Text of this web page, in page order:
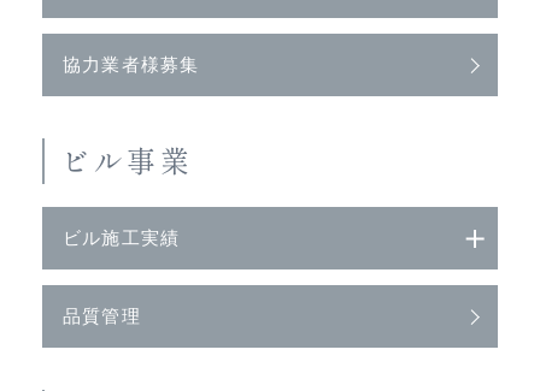
協力業者様募集
ビル事業
ビル施工実績
品質管理